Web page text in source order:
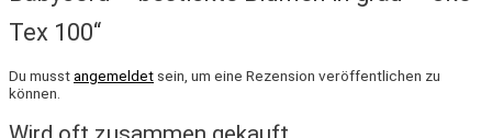
Tex 100“
Du musstangemeldet sein, um eine Rezension veröffentlichen zu
können.